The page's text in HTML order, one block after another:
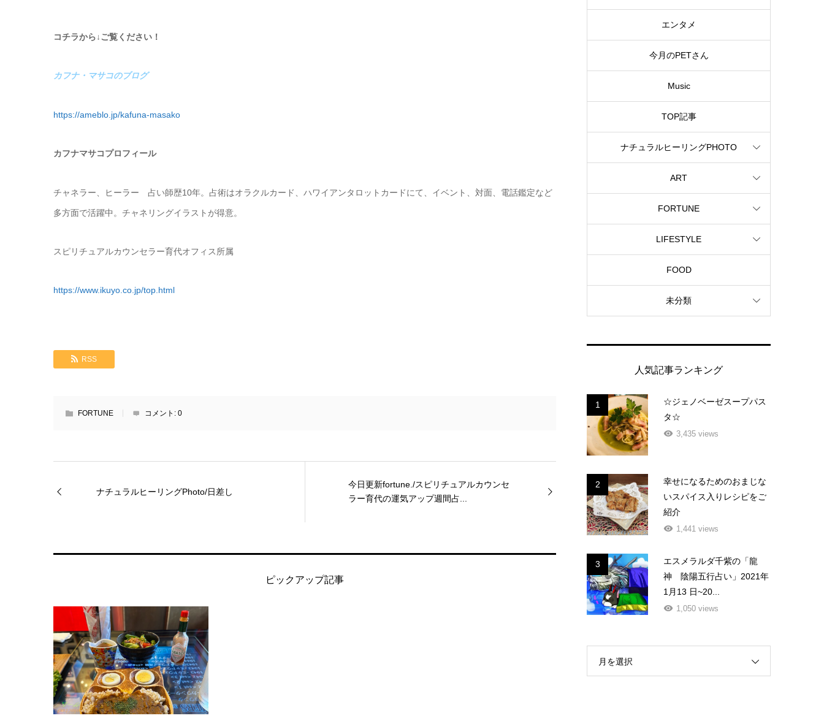
コチラから↓ご覧ください！
カフナ・マサコのブログ
https://ameblo.jp/kafuna-masako
カフナマサコプロフィール
チャネラー、ヒーラー 占い師歴10年。占術はオラクルカード、ハワイアンタロットカードにて、イベント、対面、電話鑑定など
多方面で活躍中。チャネリングイラストが得意。
スピリチュアルカウンセラー育代オフィス所属
https://www.ikuyo.co.jp/top.html
RSS
FORTUNE コメント: 0
ナチュラルヒーリングPhoto/日差し
今日更新fortune./スピリチュアルカウンセ
ラー育代の運気アップ週間占...
ピックアップ記事
エンタメ
今月のPETさん
Music
TOP記事
ナチュラルヒーリングPHOTO
ART
FORTUNE
LIFESTYLE
FOOD
未分類
人気記事ランキング
1
☆ジェノベーゼスープパス
タ☆
3,435 views
2
幸せになるためのおまじな
いスパイス入りレシピをご
紹介
1,441 views
3
エスメラルダ千紫の「龍
神 陰陽五行占い」2021年
1月13 日~20...
1,050 views
月を選択